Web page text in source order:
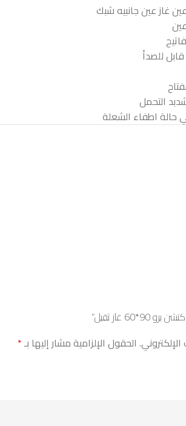
التحمل
حالة اطفاء الشعلة
غاز ثقيل”
الحقول الإلزامية مشار إليها بـ*